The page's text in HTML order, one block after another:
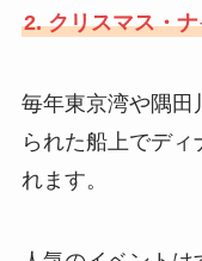
2. クリスマス・
毎年東京湾や隅田
られた船上でディ
れます。